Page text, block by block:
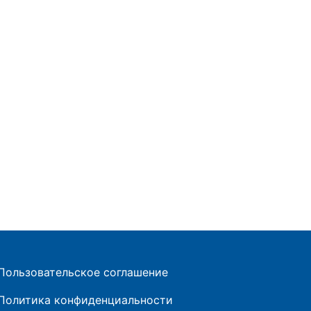
соглашение
конфиденциальности